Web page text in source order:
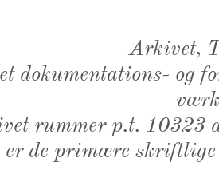
Arkivet,
dokumentations- og
rummer p.t. 10323
er de primære